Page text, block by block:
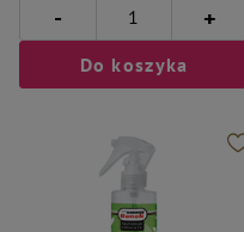
- +
Do koszyka